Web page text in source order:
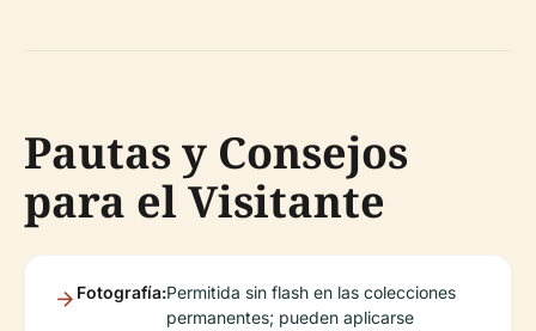
Pautas y Consejos
para el Visitante
Fotografía:Permitida sin flash en las colecciones
permanentes; pueden aplicarse